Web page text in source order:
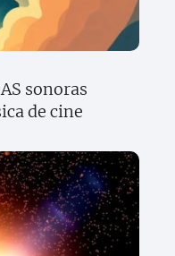
sonoras
de cine